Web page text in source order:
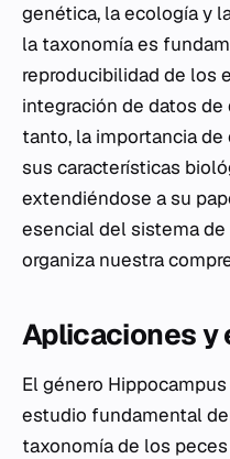
genética, la ecología y
la taxonomía es
reproducibilidad de los
integración de datos
tanto, la importancia
sus características
extendiéndose a su
esencial del sistema
organiza nuestra
Aplicaciones y
El género Hippocampus
estudio fundamental
taxonomía de los